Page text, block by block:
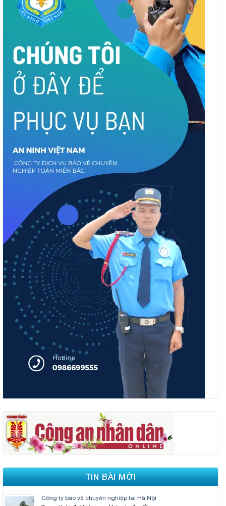
TIN BÀI MỚI
Công ty bảo vệ chuyên nghiệp tại Hà Nội